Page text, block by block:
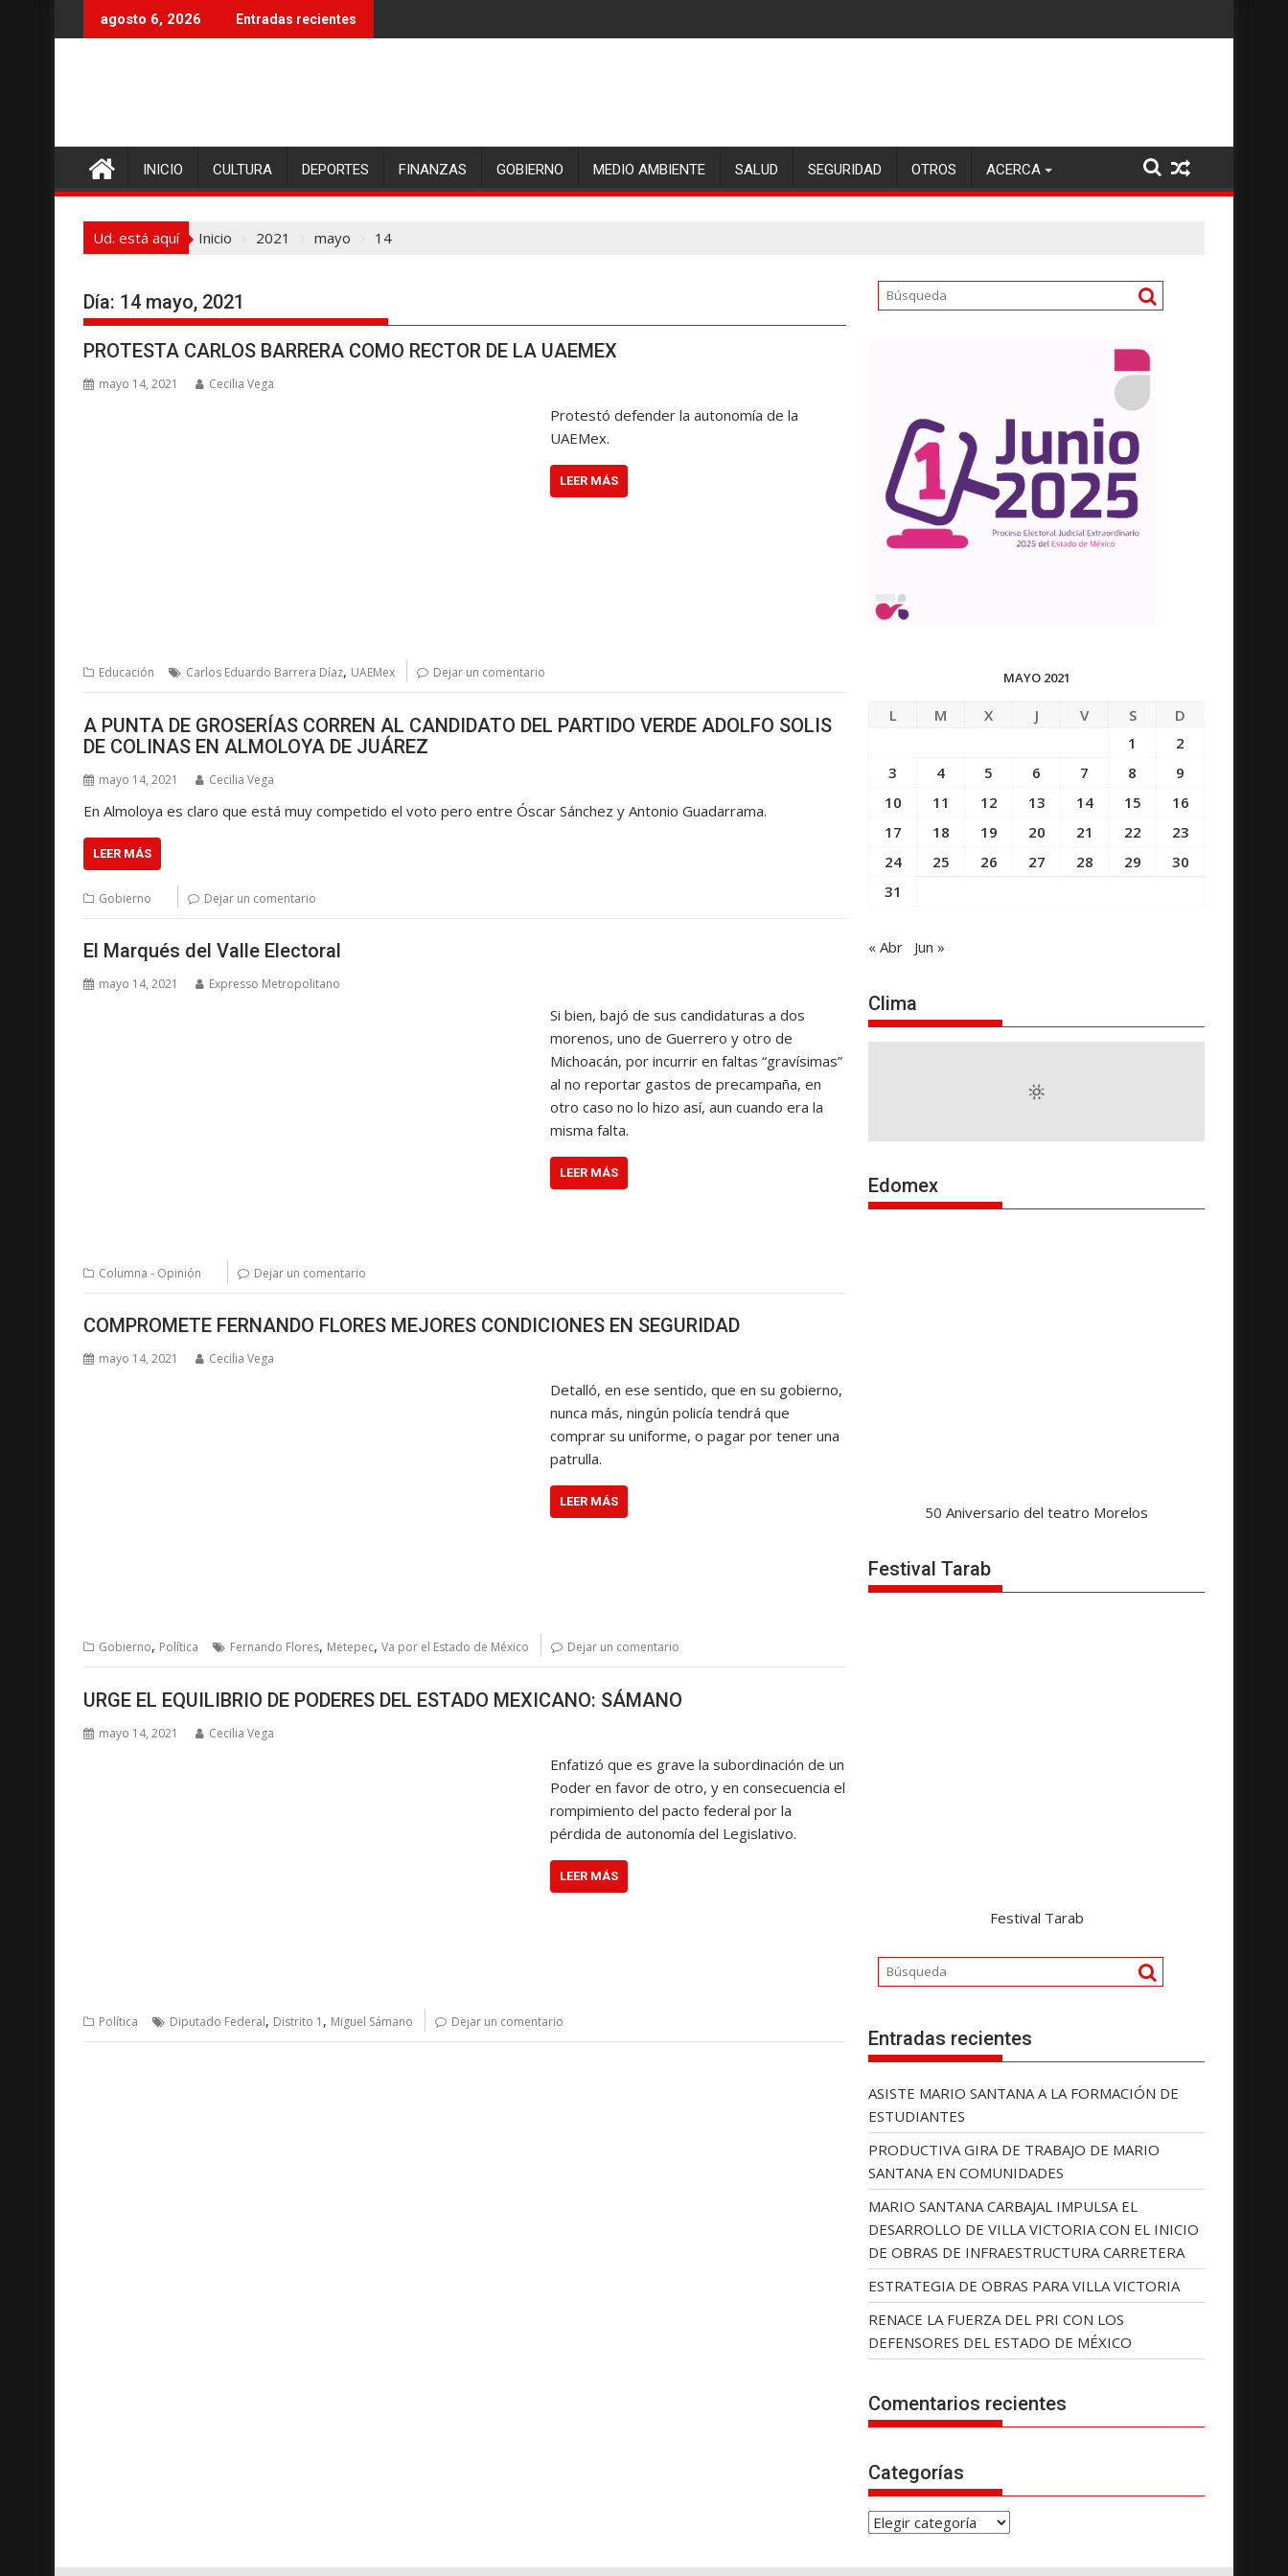
r
n
e
agosto 6, 2026 Entradas recientes
INICIO CULTURA DEPORTES FINANZAS GOBIERNO MEDIO AMBIENTE SALUD SEGURIDAD OTROS ACERCA
Ud. está aquí Inicio 2021 mayo 14
Día: 14 mayo, 2021
PROTESTA CARLOS BARRERA COMO RECTOR DE LA UAEMEX
mayo 14, 2021 Cecilia Vega
Protestó defender la autonomía de la
UAEMex.
LEER MÁS
Educación Carlos Eduardo Barrera Díaz, UAEMex Dejar un comentario
A PUNTA DE GROSERÍAS CORREN AL CANDIDATO DEL PARTIDO VERDE ADOLFO SOLIS
DE COLINAS EN ALMOLOYA DE JUÁREZ
mayo 14, 2021 Cecilia Vega
En Almoloya es claro que está muy competido el voto pero entre Óscar Sánchez y Antonio Guadarrama.
LEER MÁS
Gobierno Dejar un comentario
El Marqués del Valle Electoral
mayo 14, 2021 Expresso Metropolitano
Si bien, bajó de sus candidaturas a dos
morenos, uno de Guerrero y otro de
Michoacán, por incurrir en faltas “gravísimas”
al no reportar gastos de precampaña, en
otro caso no lo hizo así, aun cuando era la
misma falta.
LEER MÁS
Columna - Opinión Dejar un comentario
COMPROMETE FERNANDO FLORES MEJORES CONDICIONES EN SEGURIDAD
mayo 14, 2021 Cecilia Vega
Detalló, en ese sentido, que en su gobierno,
nunca más, ningún policía tendrá que
comprar su uniforme, o pagar por tener una
patrulla.
LEER MÁS
Gobierno, Política Fernando Flores, Metepec, Va por el Estado de México Dejar un comentario
URGE EL EQUILIBRIO DE PODERES DEL ESTADO MEXICANO: SÁMANO
mayo 14, 2021 Cecilia Vega
Enfatizó que es grave la subordinación de un
Poder en favor de otro, y en consecuencia el
rompimiento del pacto federal por la
pérdida de autonomía del Legislativo.
LEER MÁS
Política Diputado Federal, Distrito 1 , Miguel Sámano Dejar un comentario
MAYO 2021
L M X J V S
D
1
2
3
4 5 6 7 8
9
10
11 12 13 14 15
16
17
18 19 20 21 22
23
24
25 26 27 28 29
30
31
« Abr Jun »
Clima
Edomex
50 Aniversario del teatro Morelos
Festival Tarab
Festival Tarab
Entradas recientes
ASISTE MARIO SANTANA A LA FORMACIÓN DE
ESTUDIANTES
PRODUCTIVA GIRA DE TRABAJO DE MARIO
SANTANA EN COMUNIDADES
MARIO SANTANA CARBAJAL IMPULSA EL
DESARROLLO DE VILLA VICTORIA CON EL INICIO
DE OBRAS DE INFRAESTRUCTURA CARRETERA
ESTRATEGIA DE OBRAS PARA VILLA VICTORIA
RENACE LA FUERZA DEL PRI CON LOS
DEFENSORES DEL ESTADO DE MÉXICO
Comentarios recientes
Categorías
C
t